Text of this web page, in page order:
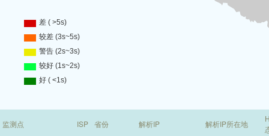
监测点 ISP 省份 解析IP 解析IP所在地